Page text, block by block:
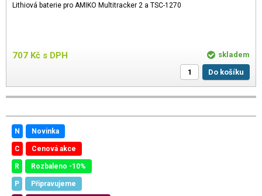
Lithiová baterie pro AMIKO Multitracker 2 a TSC-1270
707 Kč s DPH
skladem
Do košíku
N Novinka
C Cenová akce
R Rozbaleno -10%
P Připravujeme